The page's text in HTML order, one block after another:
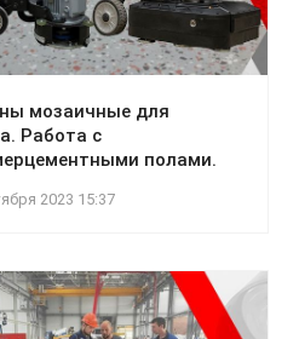
мозаичные для
Работа с
полами.
2023 15:37